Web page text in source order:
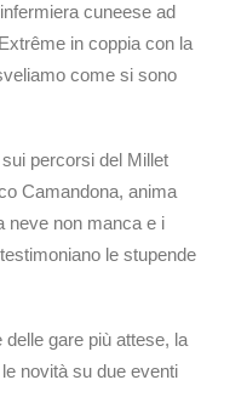
cuneese ad
in coppia con la
come si sono
percorsi del Millet
Camandona, anima
neve non manca e i
le stupende
delle gare più attese, la
novità su due eventi